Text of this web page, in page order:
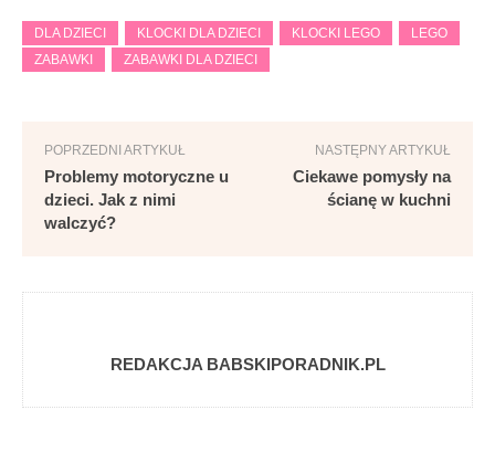
DLA DZIECI KLOCKI DLA DZIECI KLOCKI LEGO
LEGO
ZABAWKI
ZABAWKI DLA DZIECI
POPRZEDNI ARTYKUŁ
Problemy motoryczne u
dzieci. Jak z nimi
walczyć?
NASTĘPNY ARTYKUŁ
Ciekawe pomysły na
ścianę w kuchni
REDAKCJA BABSKIPORADNIK.PL